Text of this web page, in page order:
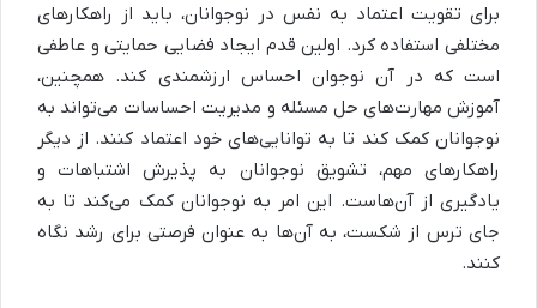
برای تقویت اعتماد به نفس در نوجوانان، باید از راهکارهای
مختلفی استفاده کرد. اولین قدم ایجاد فضایی حمایتی و عاطفی
است که در آن نوجوان احساس ارزشمندی کند. همچنین،
آموزش مهارت‌های حل مسئله و مدیریت احساسات می‌تواند به
نوجوانان کمک کند تا به توانایی‌های خود اعتماد کنند. از دیگر
راهکارهای مهم، تشویق نوجوانان به پذیرش اشتباهات و
یادگیری از آن‌هاست. این امر به نوجوانان کمک می‌کند تا به
جای ترس از شکست، به آن‌ها به عنوان فرصتی برای رشد نگاه
کنند.